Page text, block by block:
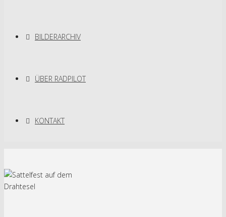
BILDERARCHIV
ÜBER RADPILOT
KONTAKT